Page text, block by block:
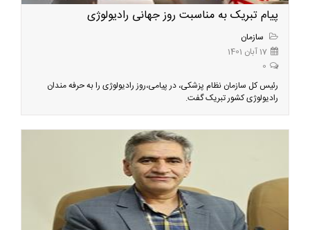
پیام تبریک به مناسبت روز جهانی رادیولوژی
سازمان
17 آبان 1401
0
رئیس کل سازمان نظام پزشکی، در پیامی،‌روز رادیولوژی را به حرفه مندان
رادیولوژی کشور تبریک گفت.